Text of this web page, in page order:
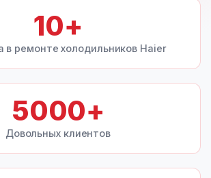
10+
в ремонте холодильников Haier
5000+
Довольных клиентов